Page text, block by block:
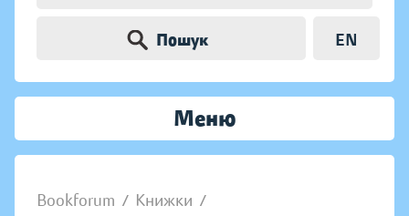
Пошук EN
Меню
Bookforum / Книжки /